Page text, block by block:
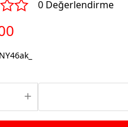
Isıtma
0 Değerlendirme